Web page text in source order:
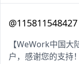
@115811548427
【WeWork中国
户，感谢您的支持！